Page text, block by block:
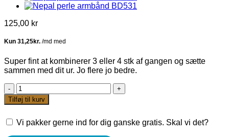
125,00 kr
Super fint at kombinerer 3 eller 4 stk af gangen og sætte
sammen med dit ur. Jo flere jo bedre.
Nepal
perle
armbånd
LÈ
Tilføj til kurv
Vi pakker gerne ind for dig ganske gratis. Skal vi det?